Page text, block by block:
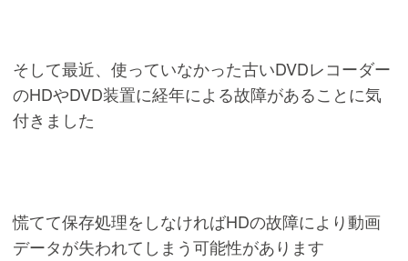
そして最近、使っていなかった古いDVDレコーダー
のHDやDVD装置に経年による故障があることに気
付きました
慌てて保存処理をしなければHDの故障により動画
データが失われてしまう可能性があります